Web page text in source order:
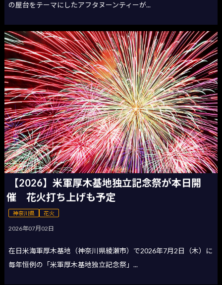
の屋台をテーマにしたアフタヌーンティーが...
【2026】米軍厚木基地独立記念祭が本日開
催 花火打ち上げも予定
神奈川県 花火
2026年07月02日
在日米海軍厚木基地（神奈川県綾瀬市）で2026年7月2日（木）に
毎年恒例の「米軍厚木基地独立記念祭」...